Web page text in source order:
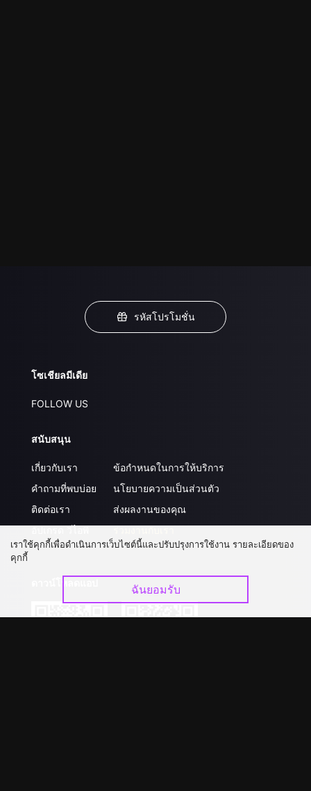
รหัสโปรโมชั่น
โซเชียลมีเดีย
FOLLOW US
สนับสนุน
เกี่ยวกับเรา
คำถามที่พบบ่อย
ติดต่อเรา
ข้อกำหนดในการให้บริการ
นโยบายความเป็นส่วนตัว
ส่งผลงานของคุณ
เราใช้คุกกี้เพื่อดำเนินการเว็บไซต์นี้และปรับปรุงการใช้งาน รายละเอียดของ
คุกกี้
ฉันยอมรับ